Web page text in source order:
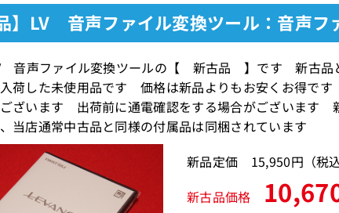
】LV 音声ファイル変換ツール：音声フ
音声ファイル変換ツールの【 新古品 】です 新古品
荷した未使用品です 価格は新品よりもお安くお得で
ざいます 出荷前に通電確認をする場合がございます
当店通常中古品と同様の付属品は同梱されています
新品定価 15,950円（税
新古品価格